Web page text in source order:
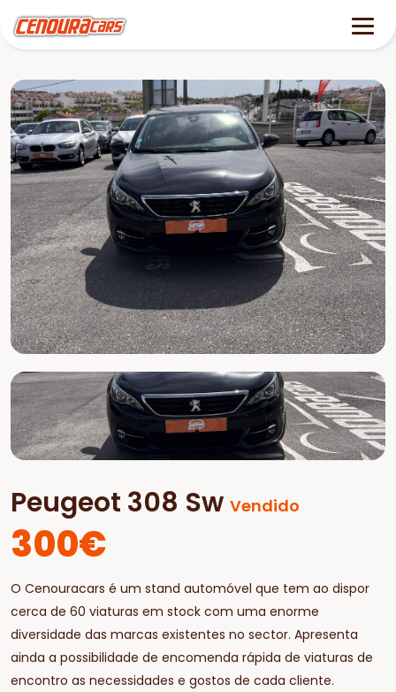
Peugeot 308 Sw Vendido
300€
O Cenouracars é um stand automóvel que tem ao dispor
cerca de 60 viaturas em stock com uma enorme
diversidade das marcas existentes no sector. Apresenta
ainda a possibilidade de encomenda rápida de viaturas de
encontro as necessidades e gostos de cada cliente.